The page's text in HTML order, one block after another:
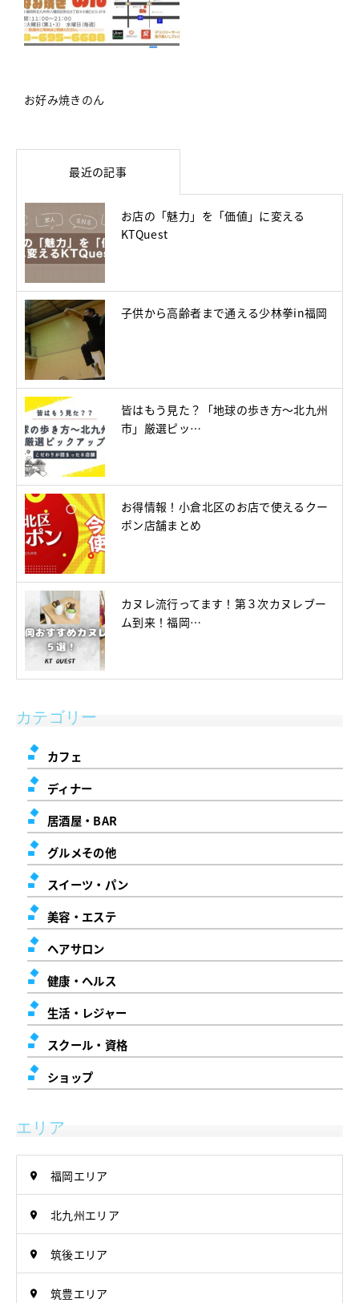
お好み焼きのん
最近の記事
お店の「魅力」を「価値」に変える
KTQuest
子供から高齢者まで通える少林拳in福岡
皆はもう見た？「地球の歩き方～北九州
市」厳選ピッ…
お得情報！小倉北区のお店で使えるクー
ポン店舗まとめ
カヌレ流行ってます！第３次カヌレブー
ム到来！福岡…
カテゴリー
カフェ
ディナー
居酒屋・BAR
グルメその他
スイーツ・パン
美容・エステ
ヘアサロン
健康・ヘルス
生活・レジャー
スクール・資格
ショップ
エリア
福岡エリア
北九州エリア
筑後エリア
筑豊エリア